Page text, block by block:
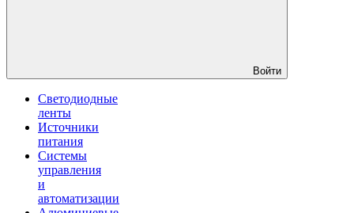
Войти
Светодиодные
ленты
Источники
питания
Системы
управления
и
автоматизации